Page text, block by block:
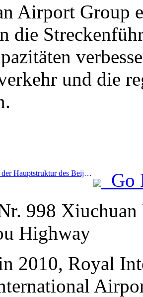
Airport Group
die
und die
Prev:Der Rohbau der Hauptstruktur des Beijing Haichang Ocean Park soll bis Ende des Jahres fertiggestellt sein; die Fertigstellung und Eröffnung werden für das Jahr 2027 erwartet.
Go
998
Highway
2010, Royal